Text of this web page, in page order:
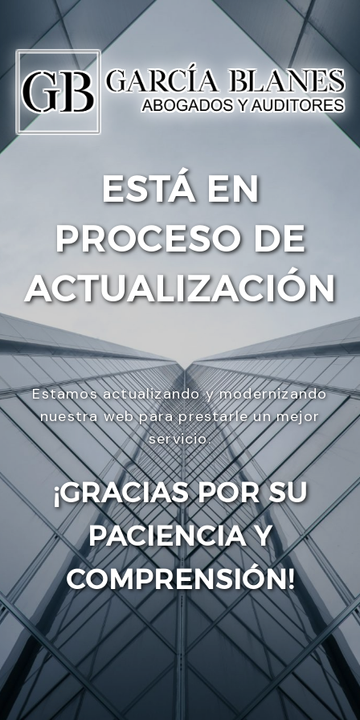
ESTÁ EN
PROCESO DE
ACTUALIZACIÓN
Estamos actualizando y modernizando
nuestra web para prestarle un mejor
servicio.
¡GRACIAS POR SU
PACIENCIA Y
COMPRENSIÓN!
Utilizamos cookies para ofrecerte la mejor
experiencia en nuestra web.
Puedes aprender más sobre qué cookies utilizamos
o desactivarlas en los
ajustes
Aceptar
Enviar